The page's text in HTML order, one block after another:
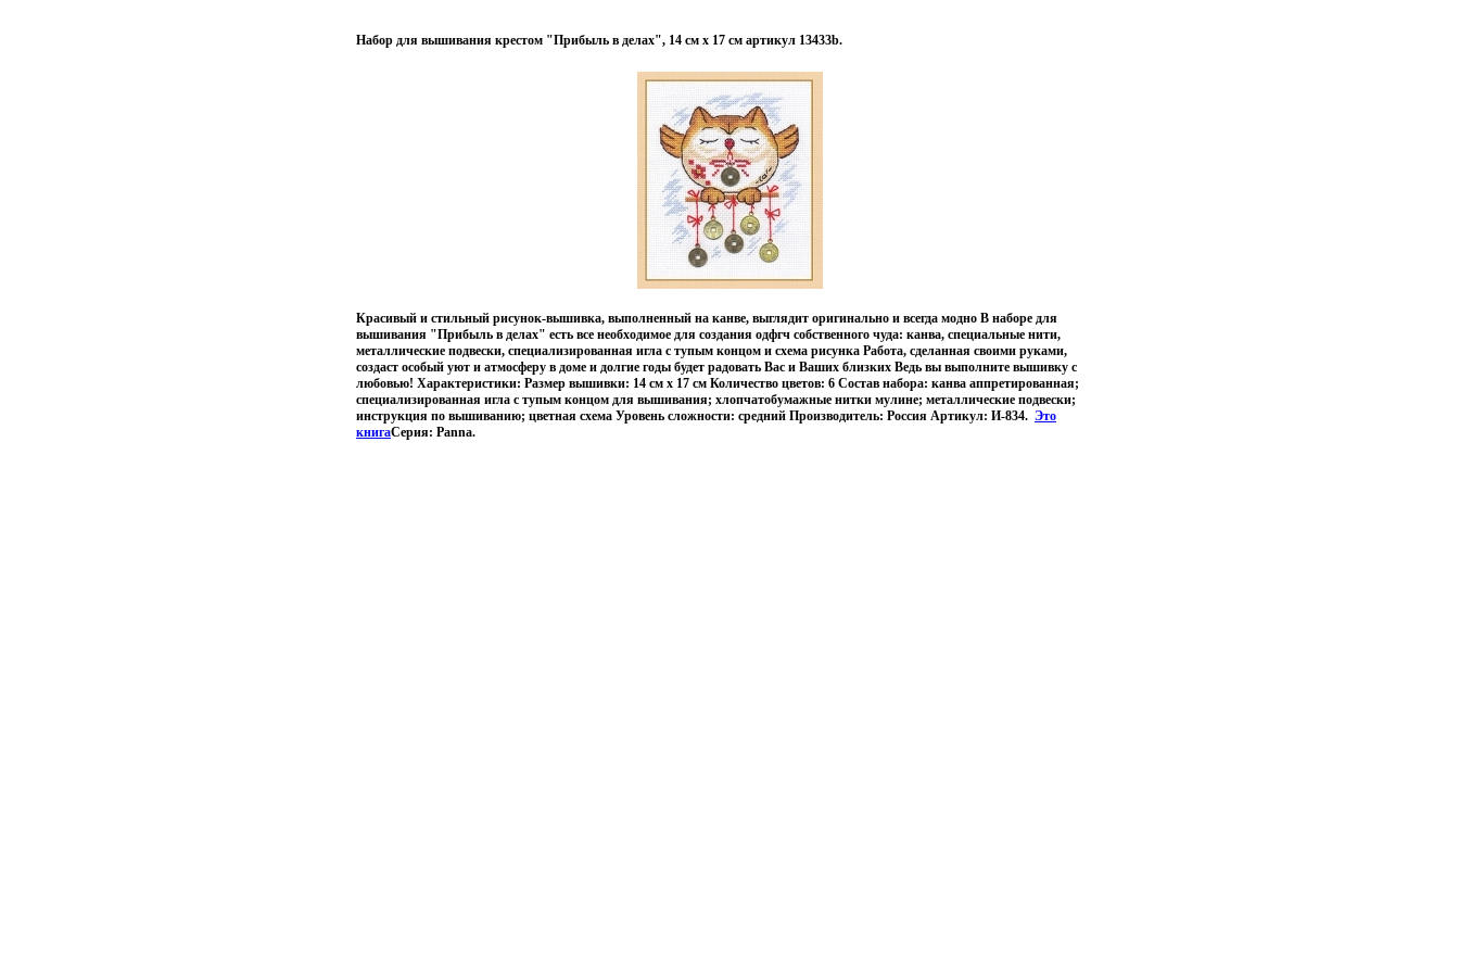
Набор для вышивания крестом "Прибыль в делах", 14 см х 17 см артикул 13433b.
Красивый и стильный рисунок-вышивка, выполненный на канве, выглядит оригинально и всегда модно В наборе для
вышивания "Прибыль в делах" есть все необходимое для создания одфгч собственного чуда: канва, специальные нити,
металлические подвески, специализированная игла с тупым концом и схема рисунка Работа, сделанная своими руками,
создаст особый уют и атмосферу в доме и долгие годы будет радовать Вас и Ваших близких Ведь вы выполните вышивку с
любовью! Характеристики: Размер вышивки: 14 см х 17 см Количество цветов: 6 Состав набора: канва аппретированная;
специализированная игла с тупым концом для вышивания; хлопчатобумажные нитки мулине; металлические подвески;
инструкция по вышиванию; цветная схема Уровень сложности: средний Производитель: Россия Артикул: И-834. Это
книгаСерия: Panna.